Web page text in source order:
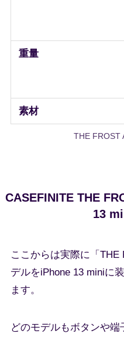
重量
素材
THE FROST
CASEFINITE THE
13
ここからは実際に「THE
デルをiPhone 13 miniに
ます。
どのモデルもボタンや